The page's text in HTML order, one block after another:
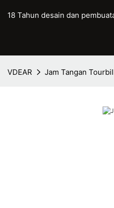
18 Tahun desain dan
VDEAR Jam Tangan